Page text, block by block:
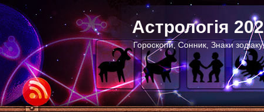
Астрологія
Гороскопи, Сонник, Знаки